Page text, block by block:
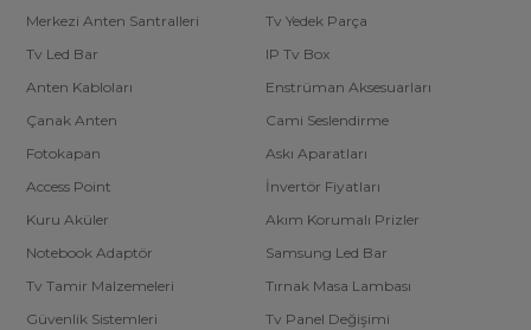
Merkezi Anten Santralleri
Tv Yedek Parça
Tv Led Bar
IP Tv Box
Anten Kabloları
Enstrüman Aksesuarları
Çanak Anten
Cami Seslendirme
Fotokapan
Askı Aparatları
Access Point
İnvertör Fiyatları
Kuru Aküler
Akım Korumalı Prizler
Notebook Adaptör
Samsung Led Bar
Tv Tamir Malzemeleri
Tırnak Masa Lambası
Güvenlik Sistemleri
Tv Panel Değişimi